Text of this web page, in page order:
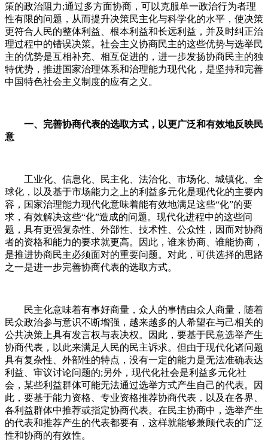
策的政治阻力;通过多方面协商，可以克服单一政治行为者理
性有限的问题，从而提升决策民主化与科学化的水平，使决策
更符合人民的整体利益、根本利益和长远利益，并及时纠正治
理过程中的错误决策。社会主义协商民主的这些优势与选举民
主的优势是互相补充、相互促进的，进一步发扬协商民主的独
特优势，推进国家治理体系和治理能力现代化，是坚持和完善
中国特色社会主义制度的应有之义。
一、完善协商代表的选取方式，以更广泛和有效地反映民
意
工业化、信息化、民主化、法治化、市场化、城镇化、全
球化，以及基于市场能力之上的利益多元化是现代化的主要内
容，国家治理能力现代化意味着能有效地满足这些“化”的要
求，有效解决这些“化”造成的问题。现代化进程中的这些问
题，具有更强复杂性、外部性、技术性、公众性，因而对协商
者的资格和能力的要求就更高。因此，谁来协商、谁能协商，
是推进协商民主必须面对的重要问题。对此，可供选择的思路
之一是进一步完善协商代表的选取方式。
民主化意味着有事好商量，众人的事情由众人商量，随着
民众政治参与意识不断增强，越来越多的人希望在与己相关的
公共决策上具有发言权与表决权。因此，要基于民意选举产生
协商代表，以此来满足人民的民主诉求。但由于现代化诸问题
具有复杂性、外部性的特点，没有一定的能力是无法准确表达
利益、审议讨论问题的;另外，现代化社会是利益多元化社
会，某些利益群体可能无法通过选举方式产生自己的代表。因
此，要基于能力资格、专业资格推荐协商代表，以及在各界、
各利益群体中推荐或指定协商代表。在民主协商中，选举产生
的代表和推荐产生的代表都要有，这样就能够兼顾代表的广泛
性和协商的有效性。